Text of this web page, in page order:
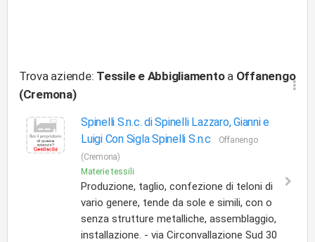
Trova aziende: Tessile e Abbigliamentoa Offanengo
(Cremona)
Spinelli S.n.c. di Spinelli Lazzaro, Gianni e
Luigi Con Sigla Spinelli S.n.c
Offanengo
(Cremona)
Materie tessili
Produzione, taglio, confezione di teloni di
vario genere, tende da sole e simili, con o
senza strutture metalliche, assemblaggio,
installazione. - via Circonvallazione Sud 30